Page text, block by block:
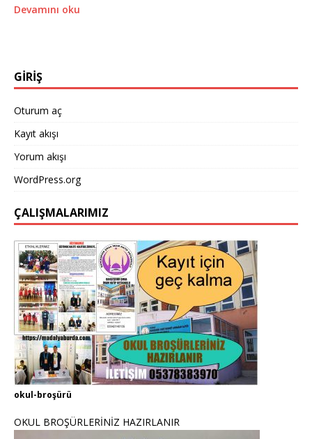
Devamını oku
GİRİŞ
Oturum aç
Kayıt akışı
Yorum akışı
WordPress.org
ÇALIŞMALARIMIZ
okul-broşürü
OKUL BROŞÜRLERİNİZ HAZIRLANIR